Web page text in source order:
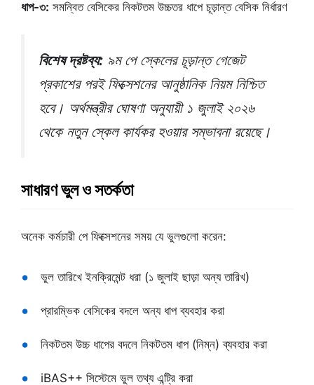
ধাপ-৩: সমন্বিত বেসিকের নিকটতম উচ্চতর ধাপে চূড়ান্ত বেসিক নির্ধারণ
বিশেষ দ্রষ্টব্য: ৯ম পে স্কেলের চূড়ান্ত গেজেট
প্রকাশের পরই ফিক্সেশনের আনুষ্ঠানিক নিয়ম নিশ্চিত
হবে। অর্থমন্ত্রীর ঘোষণা অনুযায়ী ১ জুলাই ২০২৬
থেকে নতুন স্কেল কার্যকর হওয়ার সম্ভাবনা রয়েছে।
সাধারণ ভুল ও সতর্কতা
অনেক কর্মচারী পে ফিক্সেশনের সময় যে ভুলগুলো করেন:
ভুল তারিখে ইনক্রিমেন্ট ধরা (১ জুলাই ছাড়া অন্য তারিখ)
প্রারম্ভিক বেসিকের বদলে অন্য ধাপ ব্যবহার করা
নিকটতম উচ্চ ধাপের বদলে নিকটতম ধাপ (নিম্ন) ব্যবহার করা
iBAS++ সিস্টেমে ভুল তথ্য এন্ট্রি করা